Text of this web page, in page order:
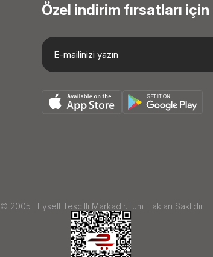
Özel indirim fırsatları
© 2005 I Eysell Tescilli Markadır.Tüm Hakları Saklıdır